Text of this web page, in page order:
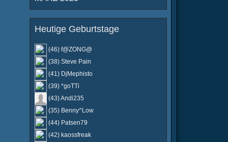
Heutige Geburtstage
(46) f@ZONG@
(38) Steve Pain
(41) DjMephisto
(39) *goTTi
(43) Andi235
(35) Benny^Low
(44) Patsen79
(42) kaossfreak